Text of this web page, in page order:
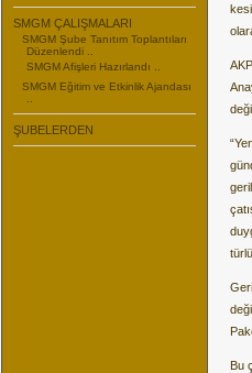
SMGM ÇALIŞMALARI
SMGM Şube Tanıtım Toplantıları
Düzenlendi ..
SMGM Afişleri Hazırlandı ..
SMGM Eğitim ve Etkinlik Ajandası
ŞUBELERDEN
Bu